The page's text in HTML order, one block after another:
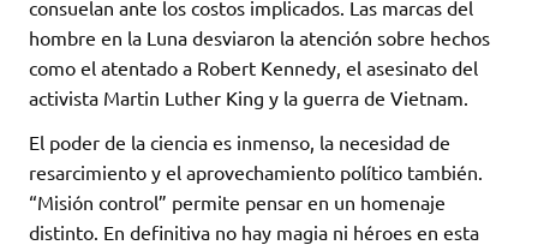
consuelan ante los costos implicados. Las marcas del
hombre en la Luna desviaron la atención sobre hechos
como el atentado a Robert Kennedy, el asesinato del
activista Martin Luther King y la guerra de Vietnam.
El poder de la ciencia es inmenso, la necesidad de
resarcimiento y el aprovechamiento político también.
“Misión control” permite pensar en un homenaje
distinto. En definitiva no hay magia ni héroes en esta